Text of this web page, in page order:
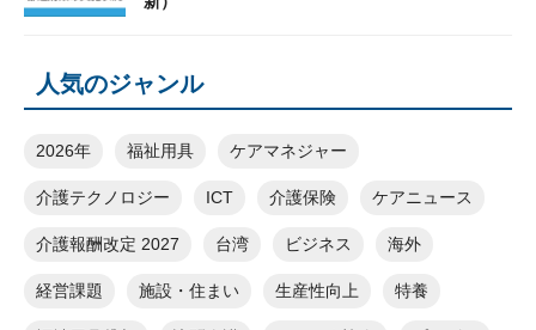
人気のジャンル
2026年 福祉用具 ケアマネジャー
介護テクノロジー ICT 介護保険 ケアニュース
介護報酬改定 2027 台湾 ビジネス 海外
経営課題 施設・住まい 生産性向上 特養